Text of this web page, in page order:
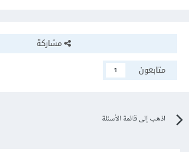
مشاركة
متابعون
1
اذهب إلى قائمة الأسئلة